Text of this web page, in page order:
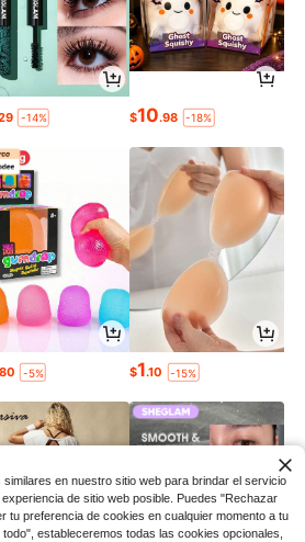
-14% $10.98 -18%
-5% $1.10 -15%
en nuestro sitio web para brindar el servicio
de sitio web posible. Puedes "Rechazar
tu preferencia de cookies en cualquier momento a tu
estableceremos todas las cookies opcionales,